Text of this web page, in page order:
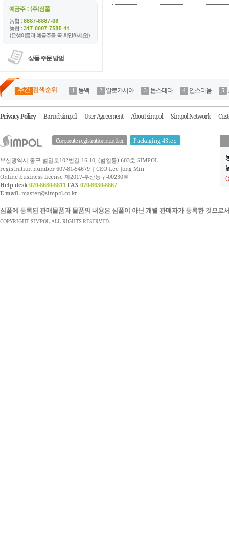
상품 주문 방법
주간 검색순위 동백 알로카시아 몬스테라 안스리움
Privacy Policy Barnd simpol User Agreement About simpol Simpol Network
Corporate registration number Packaging 4Step
부산광역시 동구 범일로102번길 16-10, (범일동) 603호 SIMPOL
registration number 607-81-54679 | CEO Lee Jong Min
Online business license 제2017-부산동구-00230호
Help desk 070-8680-8811 FAX 070-8630-8867
E-mail. master@simpol.co.kr
(
심폴에 등록된 판매물품과 물품의 내용은 심폴이 아닌 개별 판매자가 등록한 것으
COPYRIGHT SIMPOL ALL RIGHTS RESERVED.